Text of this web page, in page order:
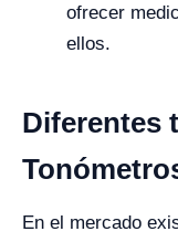
ofrecer
ellos.
Diferentes
En el mercado